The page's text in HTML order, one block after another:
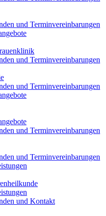
und Terminvereinbarungen
und Terminvereinbarungen
und Terminvereinbarungen
und Terminvereinbarungen
und Terminvereinbarungen
und Kontakt